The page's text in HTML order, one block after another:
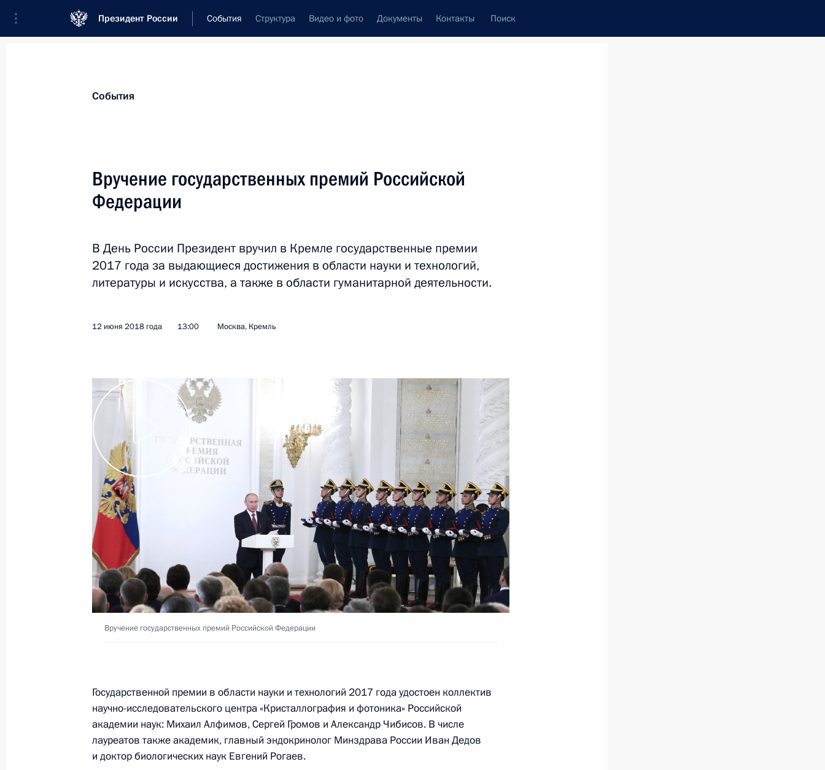
Президент России События Структура Видео и фото Документы Контакты Поиск
Новости
Все комиссии и советы Показать
Показать следующие материалы
19 июля 2018 года, четверг
Указ об упорядочении деятельности совещательных
и консультативных органов при Президенте
19 июля 2018 года, 18:00
Заседание Комиссии по предварительному рассмотрению
кандидатур на должности судей федеральных судов
19 июля 2018 года, 13:00
рассмотрению кандидатур на должности судей федеральных
судов
18 июля 2018 года, 16:00
События
Вручение государственных премий Российской
Федерации
В День России Президент вручил в Кремле государственные премии
2017 года за выдающиеся достижения в области науки и технологий,
литературы и искусства, а также в области гуманитарной деятельности.
12 июня 2018 года 13:00 Москва, Кремль
Вручение государственных премий Российской Федерации
Государственной премии в области науки и технологий 2017 года удостоен коллектив
научно-исследовательского центра «Кристаллография и фотоника» Российской
академии наук: Михаил Алфимов, Сергей Громов и Александр Чибисов. В числе
лауреатов также академик, главный эндокринолог Минздрава России Иван Дедов
и доктор биологических наук Евгений Рогаев.